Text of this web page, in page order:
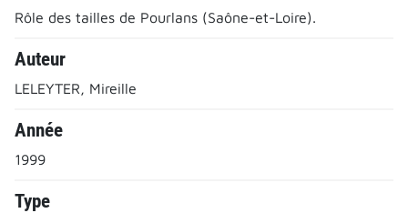
Rôle des tailles de Pourlans (Saône-et-Loire).
Auteur
LELEYTER, Mireille
Année
1999
Type